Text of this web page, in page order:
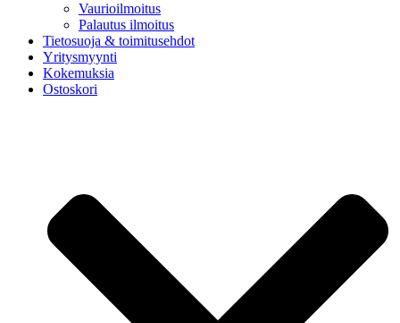
Vaurioilmoitus
Palautus ilmoitus
Tietosuoja & toimitusehdot
Yritysmyynti
Kokemuksia
Ostoskori